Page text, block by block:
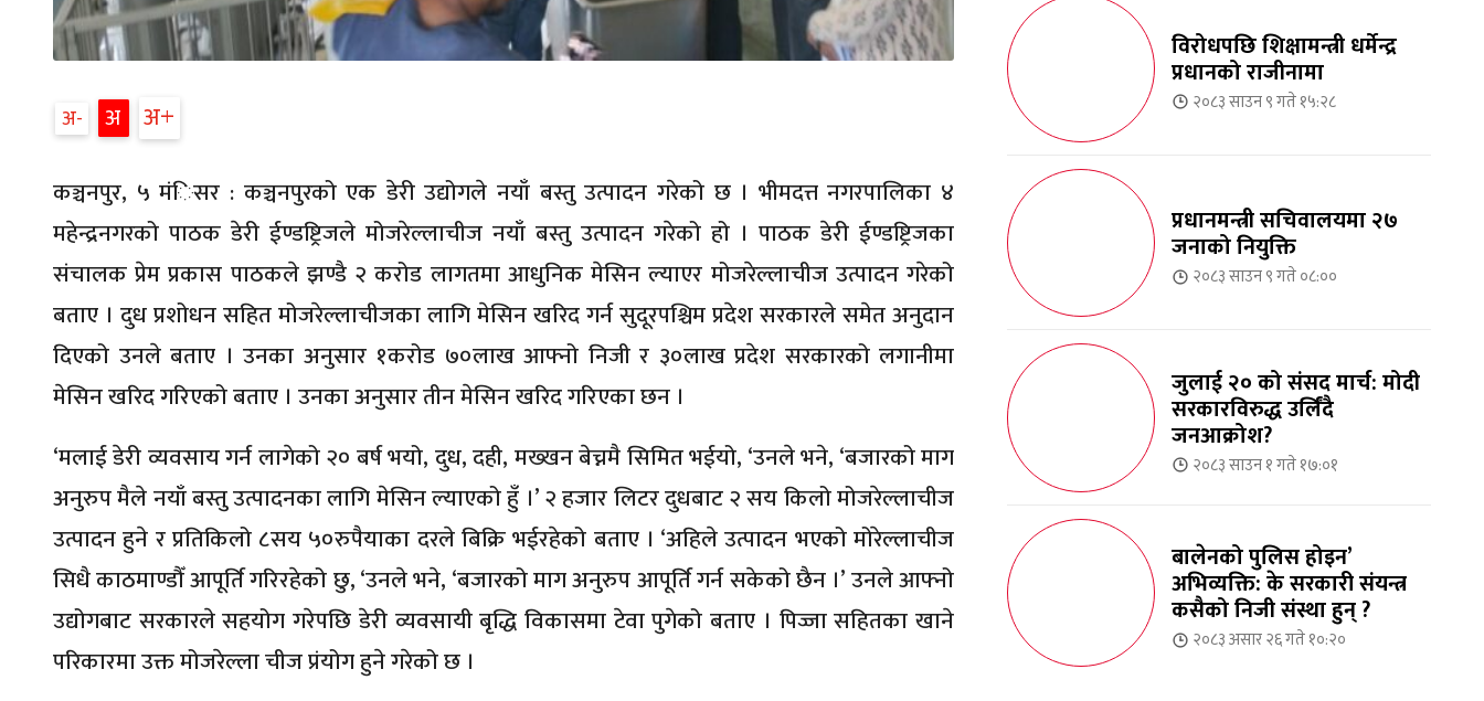
अ अ अ
कञ्चनपुर, ५ मंिसर : कञ्चनपुरको एक डेरी उद्योगले नयाँ बस्तु उत्पादन गरेको छ । भीमदत्त नगरपालिका ४
महेन्द्रनगरको पाठक डेरी ईण्डष्ट्रिजले मोजरेल्लाचीज नयाँ बस्तु उत्पादन गरेको हो । पाठक डेरी ईण्डष्ट्रिजका
संचालक प्रेम प्रकास पाठकले झण्डै २ करोड लागतमा आधुनिक मेसिन ल्याएर मोजरेल्लाचीज उत्पादन गरेको
बताए । दुध प्रशोधन सहित मोजरेल्लाचीजका लागि मेसिन खरिद गर्न सुदूरपश्चिम प्रदेश सरकारले समेत अनुदान
दिएको उनले बताए । उनका अनुसार १करोड ७०लाख आफ्नो निजी र ३०लाख प्रदेश सरकारको लगानीमा
मेसिन खरिद गरिएको बताए । उनका अनुसार तीन मेसिन खरिद गरिएका छन ।
‘मलाई डेरी व्यवसाय गर्न लागेको २० बर्ष भयो, दुध, दही, मख्खन बेच्नमै सिमित भईयो, ‘उनले भने, ‘बजारको माग
अनुरुप मैले नयाँ बस्तु उत्पादनका लागि मेसिन ल्याएको हुँ ।’ २ हजार लिटर दुधबाट २ सय किलो मोजरेल्लाचीज
उत्पादन हुने र प्रतिकिलो ८सय ५०रुपैयाका दरले बिक्रि भईरहेको बताए । ‘अहिले उत्पादन भएको मोरेल्लाचीज
सिधै काठमाण्डौँ आपूर्ति गरिरहेको छु, ‘उनले भने, ‘बजारको माग अनुरुप आपूर्ति गर्न सकेको छैन ।’ उनले आफ्नो
उद्योगबाट सरकारले सहयोग गरेपछि डेरी व्यवसायी बृद्धि विकासमा टेवा पुगेको बताए । पिज्जा सहितका खाने
परिकारमा उक्त मोजरेल्ला चीज प्रंयोग हुने गरेको छ ।
विरोधपछि शिक्षामन्त्री धर्मेन्द्र
प्रधानको राजीनामा
२०८३ साउन ९ गते १५:२८
प्रधानमन्त्री सचिवालयमा २७
जनाको नियुक्ति
२०८३ साउन ९ गते ०८:००
जुलाई २० को संसद मार्च: मोदी
सरकारविरुद्ध उर्लिंदै
जनआक्रोश?
२०८३ साउन १ गते १७:०१
बालेनको पुलिस होइन’
अभिव्यक्ति: के सरकारी संयन्त्र
कसैको निजी संस्था हुन् ?
२०८३ असार २६ गते १०:२०